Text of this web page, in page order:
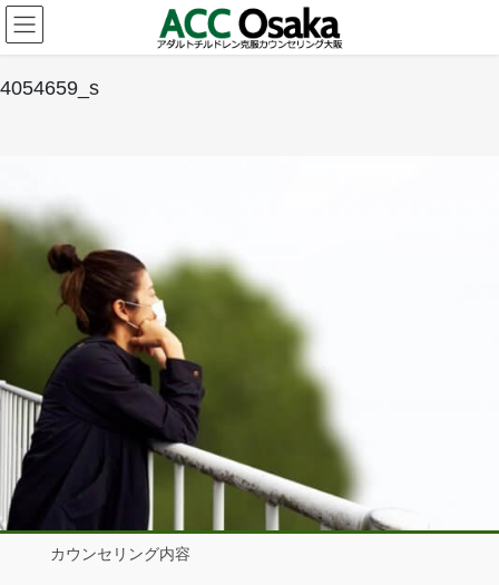
コ
ン
テ
ン
プ
ナ
ビ
ゲ
ー
動
4054659_s
カウンセリング内容